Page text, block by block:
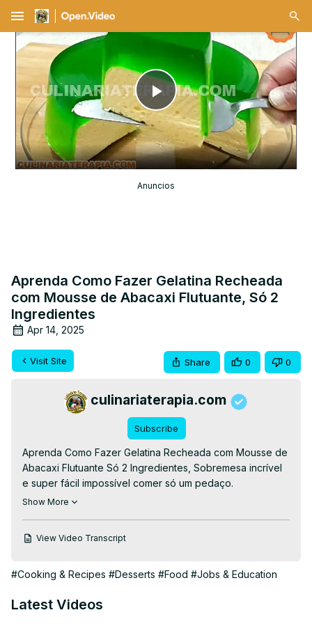
menu
Play
Video
Anuncios
Aprenda Como Fazer Gelatina Recheada
com Mousse de Abacaxi Flutuante, Só 2
Ingredientes
Apr 14, 2025
Visit Site Share 0 0
culinariaterapia.com
Subscribe
Aprenda Como Fazer Gelatina Recheada com Mousse de
Abacaxi Flutuante Só 2 Ingredientes, Sobremesa incrível
e super fácil impossível comer só um pedaço.
👉Ingredientes:
👉3 caixinhas de gelatina no sabor preferido (aqui
👉150 ml de água gelada.
👉2° camada:
Show More
View Video Transcript
#Cooking & Recipes #Desserts #Food #Jobs & Education
Latest Videos